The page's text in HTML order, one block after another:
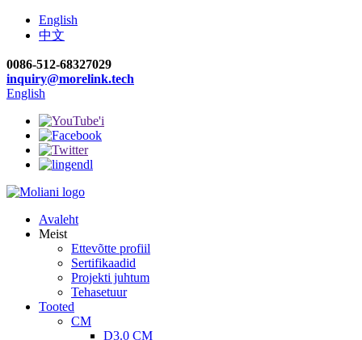
English
中文
0086-512-68327029
inquiry@morelink.tech
English
Avaleht
Meist
Ettevõtte profiil
Sertifikaadid
Projekti juhtum
Tehasetuur
Tooted
CM
D3.0 CM